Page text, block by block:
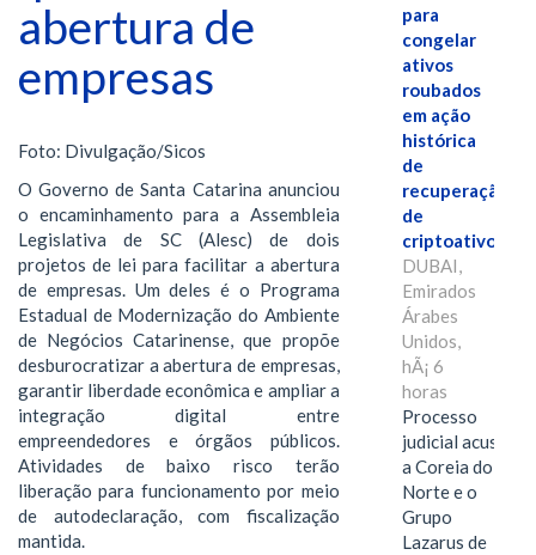
abertura de
empresas
Foto: Divulgação/Sicos
O Governo de Santa Catarina anunciou
o encaminhamento para a Assembleia
Legislativa de SC (Alesc) de dois
projetos de lei para facilitar a abertura
de empresas. Um deles é o Programa
Estadual de Modernização do Ambiente
de Negócios Catarinense, que propõe
desburocratizar a abertura de empresas,
garantir liberdade econômica e ampliar a
integração digital entre
empreendedores e órgãos públicos.
Atividades de baixo risco terão
liberação para funcionamento por meio
de autodeclaração, com fiscalização
mantida.
para
congelar
ativos
roubados
em ação
histórica
de
recuperação
de
criptoativos
DUBAI,
Emirados
Árabes
Unidos,
hÃ¡ 6
horas
Processo
judicial acusa
a Coreia do
Norte e o
Grupo
Lazarus de